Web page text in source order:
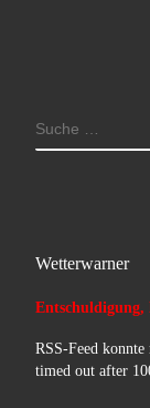
SUCHE
Wetterwarner
Entschuldigung,
RSS-Feed
timed out after